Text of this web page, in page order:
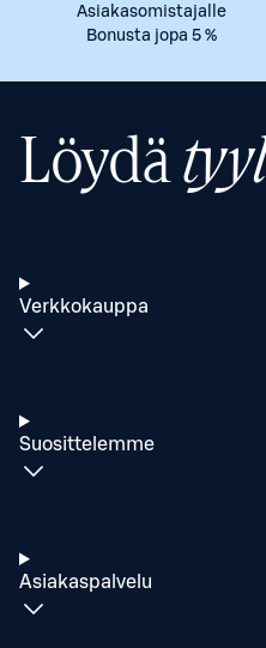
Asiakasomistajalle
Bonusta jopa 5 %
Löydä
Verkkokauppa
Suosittelemme
Asiakaspalvelu